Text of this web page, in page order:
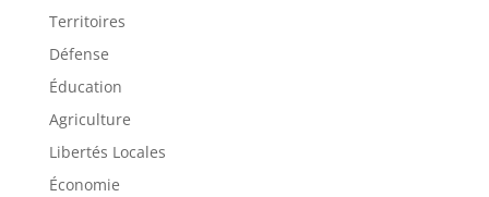
Territoires
Défense
Éducation
Agriculture
Libertés Locales
Économie